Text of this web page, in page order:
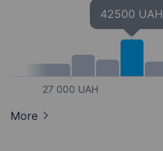
27 000 UAH
42500 UAH
More